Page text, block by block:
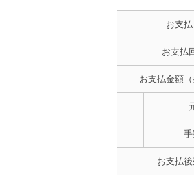
お支払
お支払
お支払金額
お支払